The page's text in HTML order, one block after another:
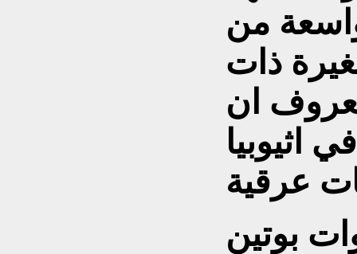
من
ذات
ان
اثيوبيا
بوتين